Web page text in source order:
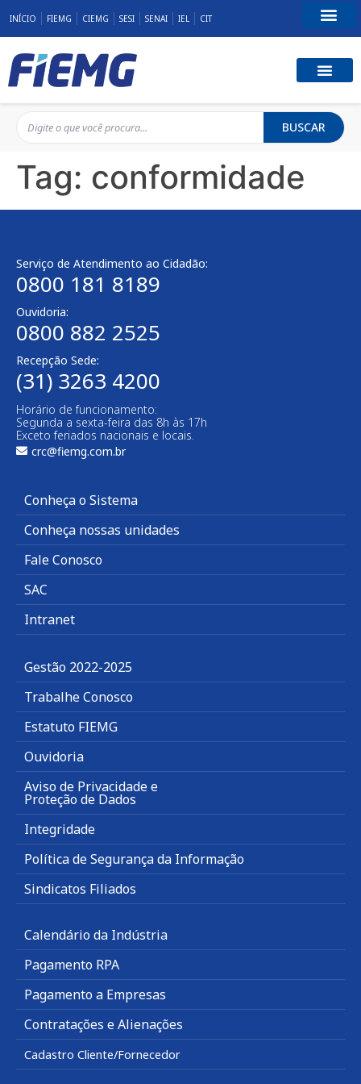
INÍCIO FIEMG CIEMG SESI SENAI IEL CIT
BUSCAR
Tag: conformidade
Serviço de Atendimento ao Cidadão:
0800 181 8189
Ouvidoria:
0800 882 2525
Recepção Sede:
(31) 3263 4200
Horário de funcionamento:
Segunda a sexta-feira das 8h às 17h
Exceto feriados nacionais e locais.
crc@fiemg.com.br
Conheça o Sistema
Conheça nossas unidades
Fale Conosco
SAC
Intranet
Gestão 2022-2025
Trabalhe Conosco
Estatuto FIEMG
Ouvidoria
Aviso de Privacidade e
Proteção de Dados
Integridade
Política de Segurança da Informação
Sindicatos Filiados
Calendário da Indústria
Pagamento RPA
Pagamento a Empresas
Contratações e Alienações
Cadastro Cliente/Fornecedor